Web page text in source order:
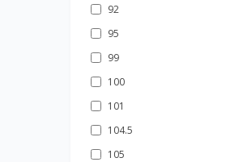
92
95
99
100
101
104.5
105